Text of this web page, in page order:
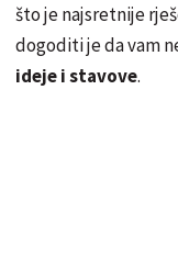
što je najsretnije
dogoditi je da vam
ideje i stavove.